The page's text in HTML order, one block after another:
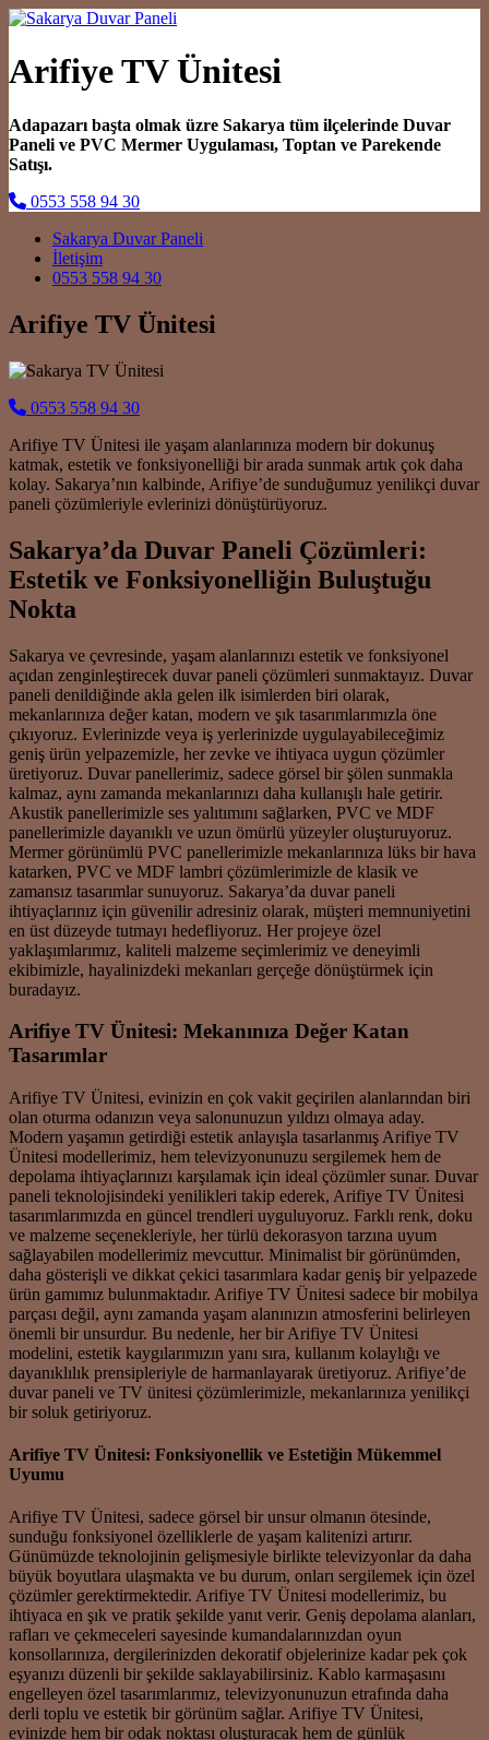
Arifiye TV Ünitesi
Adapazarı başta olmak üzre Sakarya tüm ilçelerinde Duvar
Paneli ve PVC Mermer Uygulaması, Toptan ve Parekende
Satışı.
0553 558 94 30
Main Navigation
Sakarya Duvar Paneli
İletişim
0553 558 94 30
Arifiye TV Ünitesi
0553 558 94 30
Arifiye TV Ünitesi ile yaşam alanlarınıza modern bir dokunuş
katmak, estetik ve fonksiyonelliği bir arada sunmak artık çok daha
kolay. Sakarya’nın kalbinde, Arifiye’de sunduğumuz yenilikçi duvar
paneli çözümleriyle evlerinizi dönüştürüyoruz.
Sakarya’da Duvar Paneli Çözümleri:
Estetik ve Fonksiyonelliğin Buluştuğu
Nokta
Sakarya ve çevresinde, yaşam alanlarınızı estetik ve fonksiyonel
açıdan zenginleştirecek duvar paneli çözümleri sunmaktayız. Duvar
paneli denildiğinde akla gelen ilk isimlerden biri olarak,
mekanlarınıza değer katan, modern ve şık tasarımlarımızla öne
çıkıyoruz. Evlerinizde veya iş yerlerinizde uygulayabileceğimiz
geniş ürün yelpazemizle, her zevke ve ihtiyaca uygun çözümler
üretiyoruz. Duvar panellerimiz, sadece görsel bir şölen sunmakla
kalmaz, aynı zamanda mekanlarınızı daha kullanışlı hale getirir.
Akustik panellerimizle ses yalıtımını sağlarken, PVC ve MDF
panellerimizle dayanıklı ve uzun ömürlü yüzeyler oluşturuyoruz.
Mermer görünümlü PVC panellerimizle mekanlarınıza lüks bir hava
katarken, PVC ve MDF lambri çözümlerimizle de klasik ve
zamansız tasarımlar sunuyoruz. Sakarya’da duvar paneli
ihtiyaçlarınız için güvenilir adresiniz olarak, müşteri memnuniyetini
en üst düzeyde tutmayı hedefliyoruz. Her projeye özel
yaklaşımlarımız, kaliteli malzeme seçimlerimiz ve deneyimli
ekibimizle, hayalinizdeki mekanları gerçeğe dönüştürmek için
buradayız.
Arifiye TV Ünitesi: Mekanınıza Değer Katan
Tasarımlar
Arifiye TV Ünitesi, evinizin en çok vakit geçirilen alanlarından biri
olan oturma odanızın veya salonunuzun yıldızı olmaya aday.
Modern yaşamın getirdiği estetik anlayışla tasarlanmış Arifiye TV
Ünitesi modellerimiz, hem televizyonunuzu sergilemek hem de
depolama ihtiyaçlarınızı karşılamak için ideal çözümler sunar. Duvar
paneli teknolojisindeki yenilikleri takip ederek, Arifiye TV Ünitesi
tasarımlarımızda en güncel trendleri uyguluyoruz. Farklı renk, doku
ve malzeme seçenekleriyle, her türlü dekorasyon tarzına uyum
sağlayabilen modellerimiz mevcuttur. Minimalist bir görünümden,
daha gösterişli ve dikkat çekici tasarımlara kadar geniş bir yelpazede
ürün gamımız bulunmaktadır. Arifiye TV Ünitesi sadece bir mobilya
parçası değil, aynı zamanda yaşam alanınızın atmosferini belirleyen
önemli bir unsurdur. Bu nedenle, her bir Arifiye TV Ünitesi
modelini, estetik kaygılarımızın yanı sıra, kullanım kolaylığı ve
dayanıklılık prensipleriyle de harmanlayarak üretiyoruz. Arifiye’de
duvar paneli ve TV ünitesi çözümlerimizle, mekanlarınıza yenilikçi
bir soluk getiriyoruz.
Arifiye TV Ünitesi: Fonksiyonellik ve Estetiğin Mükemmel
Uyumu
Arifiye TV Ünitesi, sadece görsel bir unsur olmanın ötesinde,
sunduğu fonksiyonel özelliklerle de yaşam kalitenizi artırır.
Günümüzde teknolojinin gelişmesiyle birlikte televizyonlar da daha
büyük boyutlara ulaşmakta ve bu durum, onları sergilemek için özel
çözümler gerektirmektedir. Arifiye TV Ünitesi modellerimiz, bu
ihtiyaca en şık ve pratik şekilde yanıt verir. Geniş depolama alanları,
rafları ve çekmeceleri sayesinde kumandalarınızdan oyun
konsollarınıza, dergilerinizden dekoratif objelerinize kadar pek çok
eşyanızı düzenli bir şekilde saklayabilirsiniz. Kablo karmaşasını
engelleyen özel tasarımlarımız, televizyonunuzun etrafında daha
derli toplu ve estetik bir görünüm sağlar. Arifiye TV Ünitesi,
evinizde hem bir odak noktası oluşturacak hem de günlük